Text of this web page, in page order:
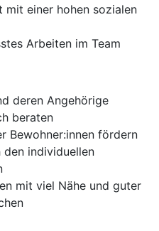
einer hohen sozialen
Arbeiten im Team
deren Angehörige
beraten
Bewohner:innen fördern
den individuellen
mit viel Nähe und guter